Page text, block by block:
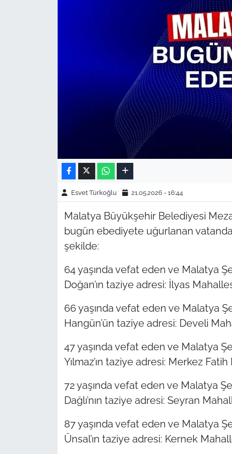
Esvet Türkoğlu 21.05.2026 - 16:44
Malatya Büyükşehir Belediyesi
bugün ebediyete uğurlanan
şekilde:
64 yaşında vefat eden ve Malatya
Doğan’ın taziye adresi: İlyas
66 yaşında vefat eden ve Malatya
Hangün’ün taziye adresi: Develi
47 yaşında vefat eden ve Malatya
Yılmaz’ın taziye adresi: Merkez
72 yaşında vefat eden ve Malatya
Dağlı’nın taziye adresi: Seyran
87 yaşında vefat eden ve Malatya
Ünsal’ın taziye adresi: Kernek